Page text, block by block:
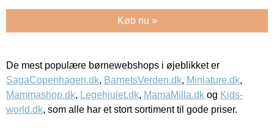
Køb nu »
De mest populære børnewebshops i øjeblikket er
SagaCopenhagen.dk, BarnetsVerden.dk, Miniature.dk,
Mammashop.dk, Legehjulet.dk, MamaMilla.dk og Kids-
world.dk, som alle har et stort sortiment til gode priser.